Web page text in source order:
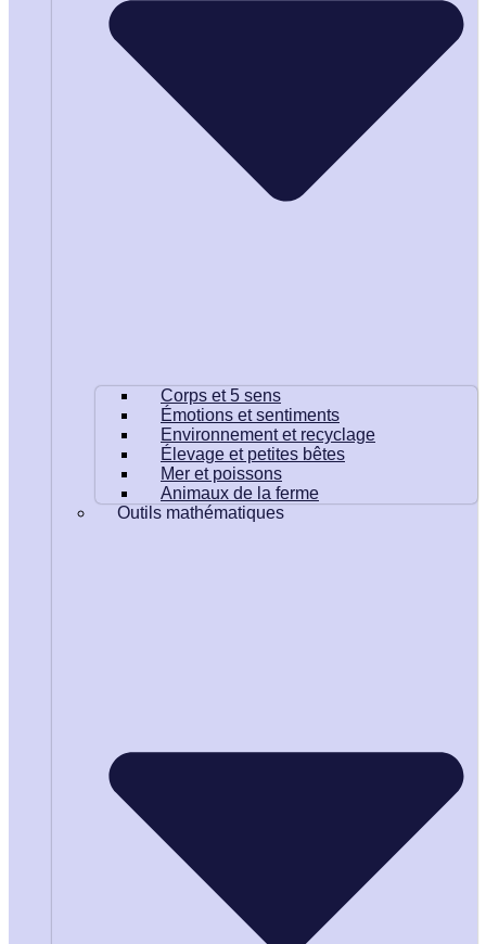
Corps et 5 sens
Émotions et sentiments
Environnement et recyclage
Élevage et petites bêtes
Mer et poissons
Animaux de la ferme
Outils mathématiques